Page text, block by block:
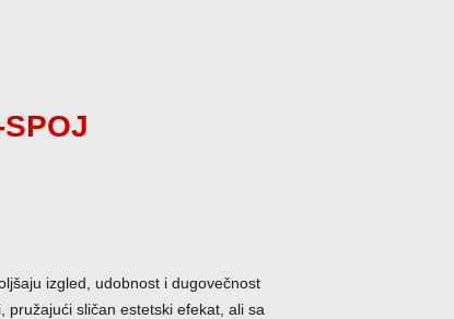
izgled, udobnost i dugovečnost
pružajući sličan estetski efekat, ali sa